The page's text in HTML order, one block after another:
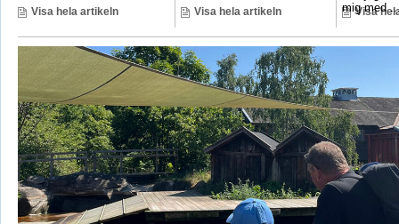
Visa hela artikeln Visa hela artikeln
mig med
Visa